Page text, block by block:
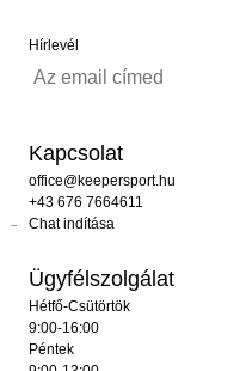
Hírlevél
Kapcsolat
office@keepersport.hu
+43 676 7664611
Chat indítása
Ügyfélszolgálat
Hétfő-Csütörtök
9:00-16:00
Péntek